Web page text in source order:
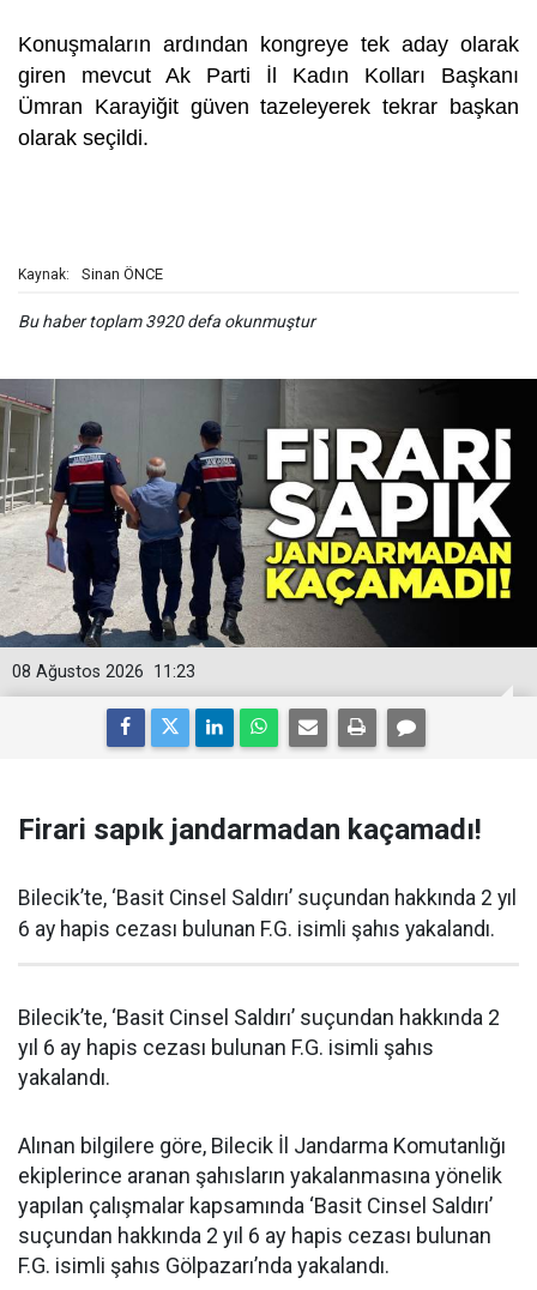
Konuşmaların ardından kongreye tek aday olarak
giren mevcut Ak Parti İl Kadın Kolları Başkanı
Ümran Karayiğit güven tazeleyerek tekrar başkan
olarak seçildi.
Kaynak: Sinan ÖNCE
Bu haber toplam 3920 defa okunmuştur
11:23
08 Ağustos 2026
Firari sapık jandarmadan kaçamadı!
Bilecik’te, ‘Basit Cinsel Saldırı’ suçundan hakkında 2 yıl
6 ay hapis cezası bulunan F.G. isimli şahıs yakalandı.
Bilecik’te, ‘Basit Cinsel Saldırı’ suçundan hakkında 2
yıl 6 ay hapis cezası bulunan F.G. isimli şahıs
yakalandı.
Alınan bilgilere göre, Bilecik İl Jandarma Komutanlığı
ekiplerince aranan şahısların yakalanmasına yönelik
yapılan çalışmalar kapsamında ‘Basit Cinsel Saldırı’
suçundan hakkında 2 yıl 6 ay hapis cezası bulunan
F.G. isimli şahıs Gölpazarı’nda yakalandı.